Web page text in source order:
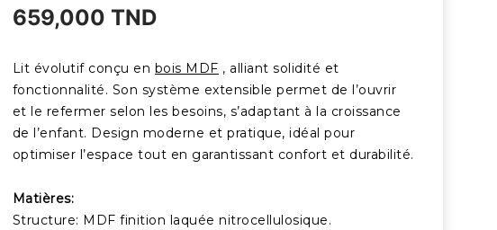
659,000 TND
Lit évolutif conçu en bois MDF , alliant solidité et
fonctionnalité. Son système extensible permet de l’ouvrir
et le refermer selon les besoins, s’adaptant à la croissance
de l’enfant. Design moderne et pratique, idéal pour
optimiser l’espace tout en garantissant confort et durabilité.
Matières:
Structure: MDF finition laquée nitrocellulosique.